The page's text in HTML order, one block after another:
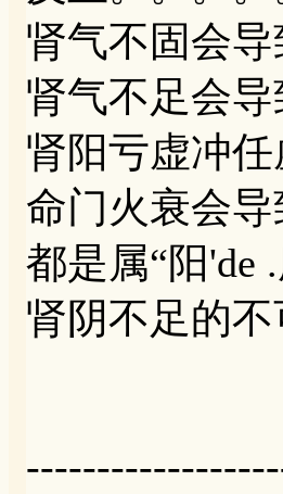
肾气不固会
肾气不足会导
肾阳亏虚冲
命门火衰会导
都是属“阳'de
肾阴不足的不